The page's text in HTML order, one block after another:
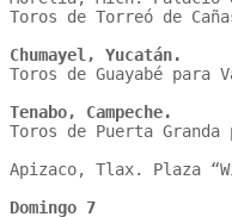
Toros de Torreó de
Chumayel, Yucatán.
Toros de Guayabé para
Tenabo, Campeche.
Toros de Puerta
Apizaco, Tlax. Plaza
Domingo 7